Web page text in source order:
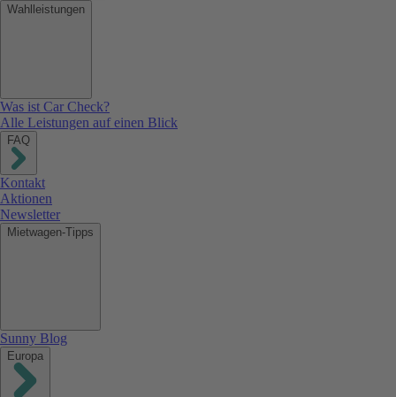
Wahlleistungen
Was ist Car Check?
Alle Leistungen auf einen Blick
FAQ
Kontakt
Aktionen
Newsletter
Mietwagen-Tipps
Sunny Blog
Europa